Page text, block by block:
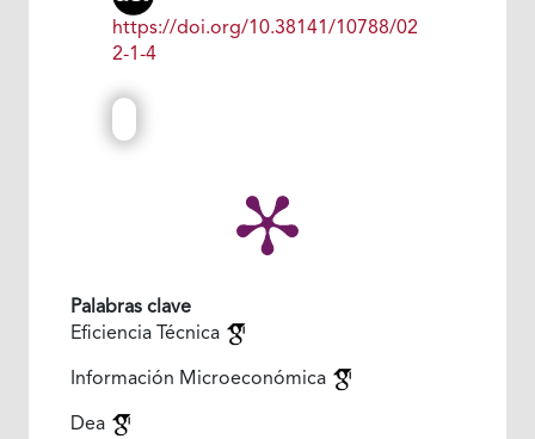
https://doi.org/10.38141/10788/02
2-1-4
Palabras clave
Eficiencia Técnica
Información Microeconómica
Dea